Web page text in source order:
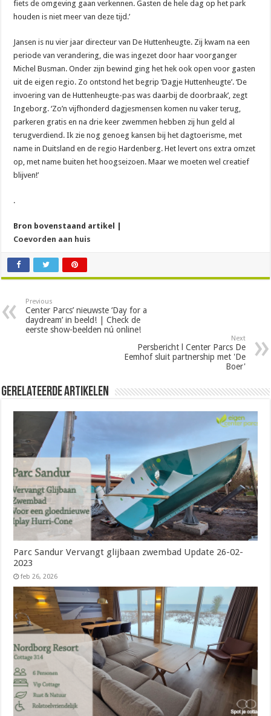
fiets de omgeving gaan verkennen. Gasten de hele dag op het park
houden is niet meer van deze tijd.’
Jansen is nu vier jaar directeur van De Huttenheugte. Zij kwam na een
periode van verandering, die was ingezet door haar voorganger
Michel Busman. Onder zijn bewind ging het hek ook open voor gasten
uit de eigen regio. Zo ontstond het begrip ‘Dagje Huttenheugte’. ‘De
invoering van de Huttenheugte-pas was daarbij de doorbraak’, zegt
Ingeborg. ‘Zo’n vijfhonderd dagjesmensen komen nu vaker terug,
parkeren gratis en na drie keer zwemmen hebben zij hun geld al
terugverdiend. Ik zie nog genoeg kansen bij het dagtoerisme, met
name in Duitsland en de regio Hardenberg. Het levert ons extra omzet
op, met name buiten het hoogseizoen. Maar we moeten wel creatief
blijven!’
.
Bron bovenstaand artikel |
Coevorden aan huis
Previous
Center Parcs’ nieuwste ‘Day for a
daydream’ in beeld! | Check de
eerste show-beelden nú online!
Next
Persbericht l Center Parcs De
Eemhof sluit partnership met 'De
Boer'
Gerelateerde Artikelen
Parc Sandur Vervangt glijbaan zwembad Update 26-02-
2023
feb 26, 2026